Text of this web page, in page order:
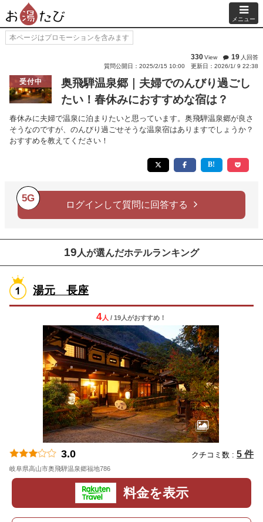
メニュー
本ページはプロモーションを含みます
330View 19 人回答
質問公開日：2025/2/15 10:00
更新日：2026/1/ 9 22:38
受付中
奥飛騨温泉郷｜夫婦でのんびり過ごし
たい！春休みにおすすめな宿は？
春休みに夫婦で温泉に泊まりたいと思っています。奥飛騨温泉郷が良さ
そうなのですが、のんびり過ごせそうな温泉宿はありますでしょうか？
おすすめを教えてください！
5G
ログインして質問に回答する
19 人が選んだホテルランキング
湯元 長座
4人 / 19人がおすすめ！
3.0 クチコミ数 : 5 件
岐阜県高山市奥飛騨温泉郷福地786
料金を表示